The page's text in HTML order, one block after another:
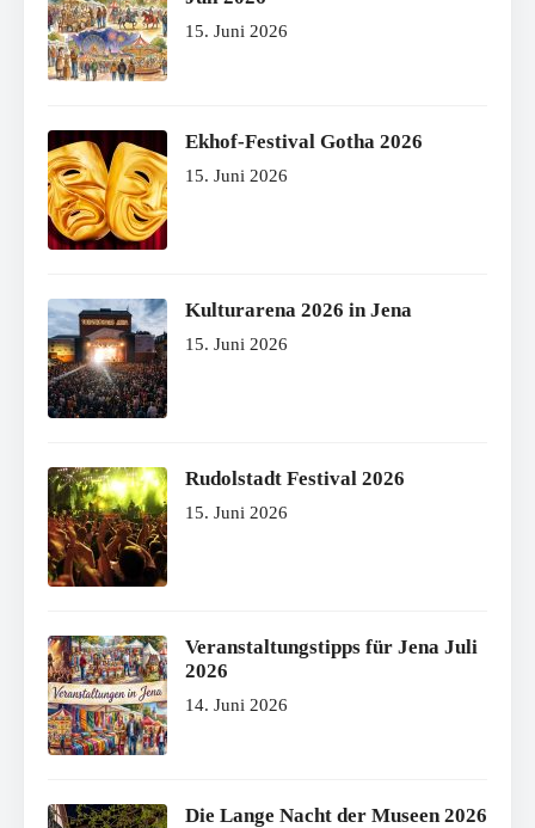
15. Juni 2026
Ekhof-Festival Gotha 2026
15. Juni 2026
Kulturarena 2026 in Jena
15. Juni 2026
Rudolstadt Festival 2026
15. Juni 2026
Veranstaltungstipps für Jena Juli
2026
14. Juni 2026
Die Lange Nacht der Museen 2026